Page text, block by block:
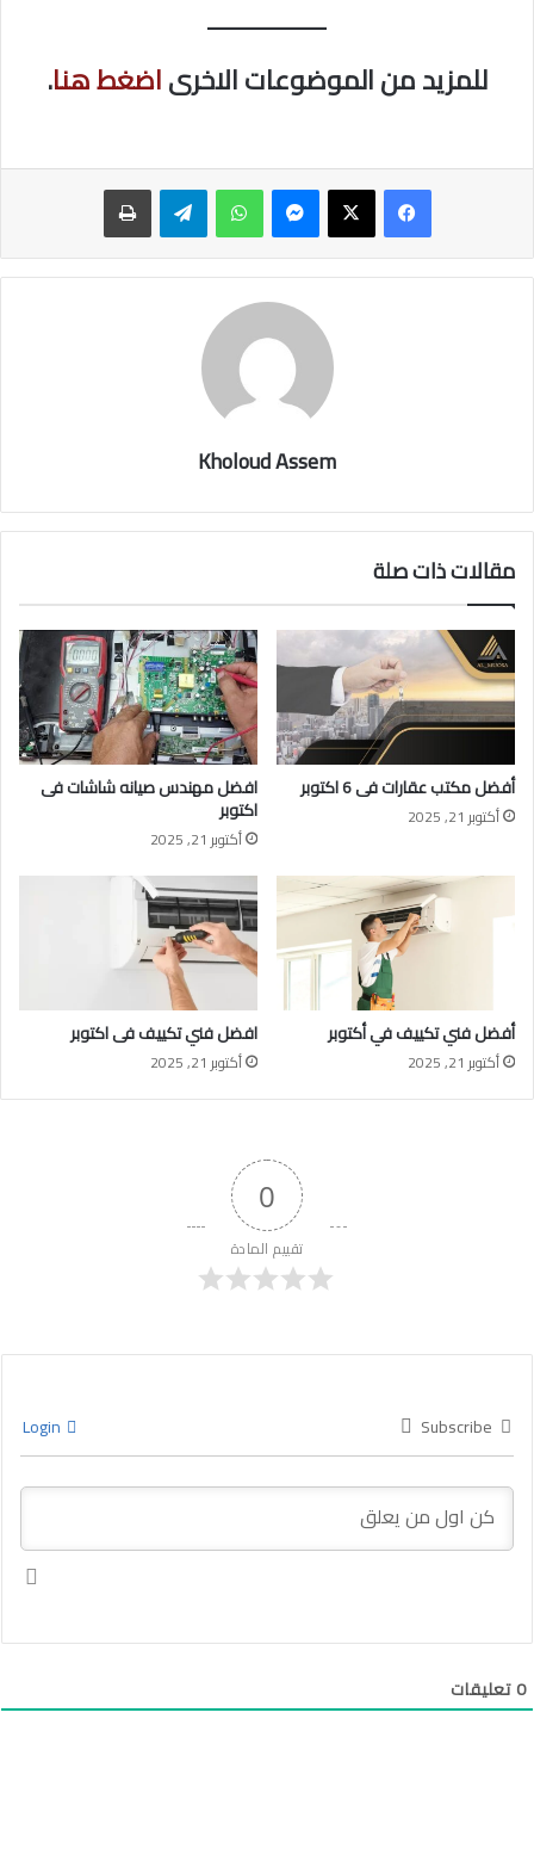
للمزيد من الموضوعات الاخرىاضغط هنا.
ماسنجر واتساب تيلقرام طباعة
Kholoud Assem
مقالات ذات صلة
أفضل مكتب عقارات فى 6 اكتوبر
أكتوبر 21, 2025
افضل مهندس صيانه شاشات فى
اكتوبر
أكتوبر 21, 2025
أفضل فني تكييف في أكتوبر
أكتوبر 21, 2025
افضل فني تكييف فى اكتوبر
أكتوبر 21, 2025
0
تقييم المادة
Subscribe
0تعليقات